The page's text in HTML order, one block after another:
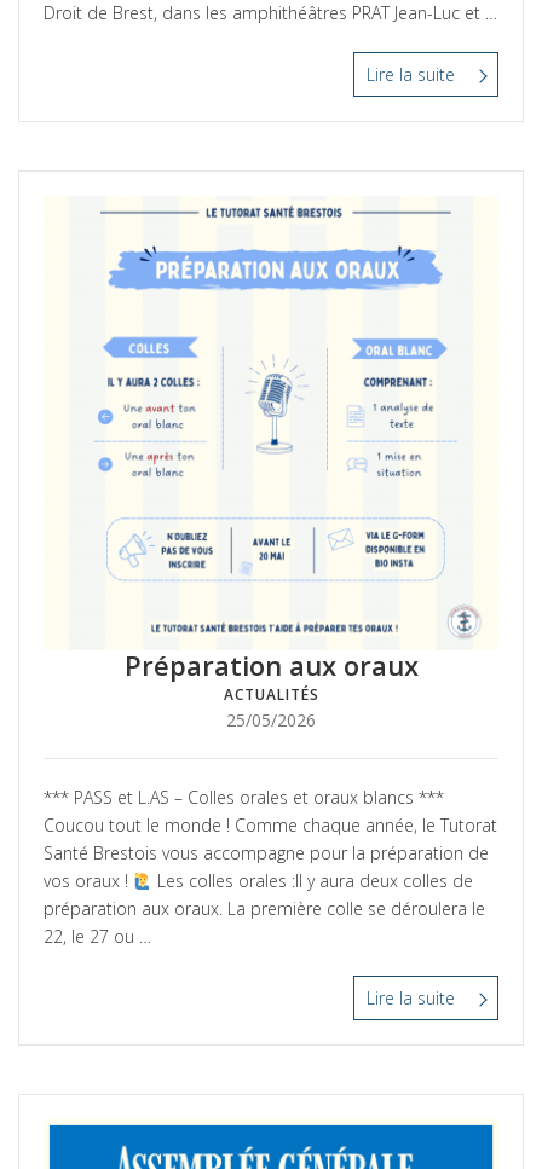
Droit de Brest, dans les amphithéâtres PRAT Jean-Luc et …
Lire la suite “Pré-
rentrée
Préparation aux oraux
ACTUALITÉS
Posté
25/05/2026
*** PASS et L.AS – Colles orales et oraux blancs ***
Coucou tout le monde ! Comme chaque année, le Tutorat
Santé Brestois vous accompagne pour la préparation de
vos oraux !
Les colles orales :Il y aura deux colles de
préparation aux oraux. La première colle se déroulera le
22, le 27 ou …
Lire la suite
aux